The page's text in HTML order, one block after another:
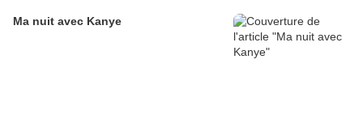
Ma nuit avec Kanye